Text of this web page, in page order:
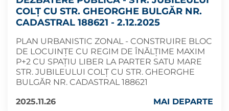
COLȚ CU STR. GHEORGHE BULGĂR NR.
CADASTRAL 188621 - 2.12.2025
PLAN URBANISTIC ZONAL - CONSTRUIRE BLOC
DE LOCUINȚE CU REGIM DE ÎNĂLȚIME MAXIM
P+2 CU SPAȚIU LIBER LA PARTER SATU MARE
STR. JUBILEULUI COLȚ CU STR. GHEORGHE
BULGĂR NR. CADASTRAL 188621
2025.11.26
MAI DEPARTE